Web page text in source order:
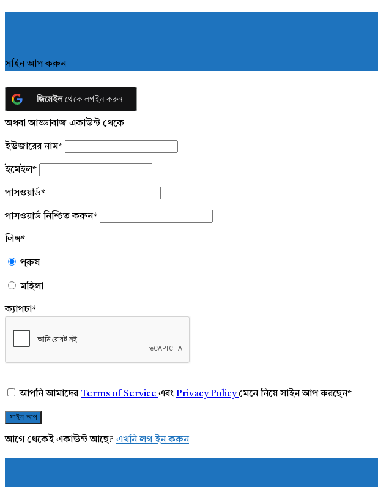
সাইন আপ করুন
জিমেইলথেকে লগইন করুন
অথবা আড্ডাবাজ একাউন্ট থেকে
ইউজারের নাম*
ইমেইল*
পাসওয়ার্ড*
পাসওয়ার্ড নিশ্চিত করুন*
লিঙ্গ*
পুরুষ
মহিলা
ক্যাপচা*
আপনি আমাদেরTerms of Service এবং Privacy Policyমেনে নিয়ে সাইন আপ করছেন*
আগে থেকেই একাউন্ট আছে? এখনি লগ ইন করুন